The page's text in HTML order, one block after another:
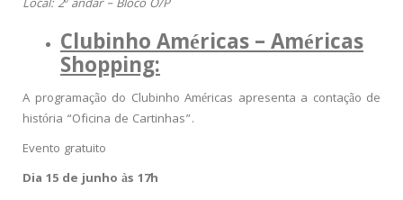
Local: 2º andar – Bloco O/P
Clubinho Américas – Américas
Shopping:
A programação do Clubinho Américas apresenta a contação de
história “Oficina de Cartinhas”.
Evento gratuito
Dia 15 de junho às 17h